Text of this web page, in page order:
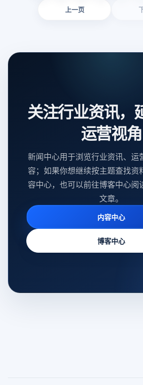
上一页
关注行业资讯，
运营视角
新闻中心用于浏览行业资讯、运
容；如果你想继续按主题查找资
容中心，也可以前往博客中心阅
文章。
内容中心
博客中心